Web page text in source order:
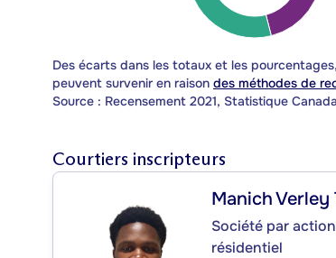
Des écarts dans les totaux et les
peuvent survenir en raison des méthodes de
Source : Recensement 2021, Statistique Canada
Courtiers inscripteurs
Manich Verley
Société par
résidentiel